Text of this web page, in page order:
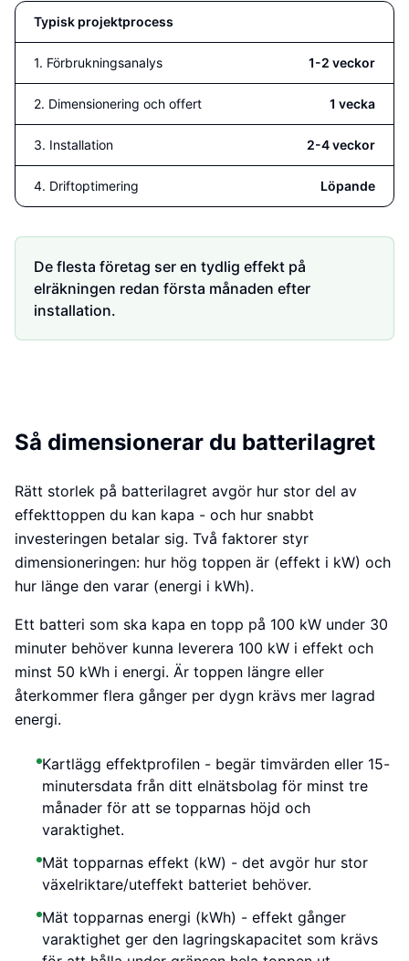
Typisk projektprocess
1. Förbrukningsanalys 1-2 veckor
2. Dimensionering och offert 1 vecka
3. Installation 2-4 veckor
4. Driftoptimering Löpande
De flesta företag ser en tydlig effekt på
elräkningen redan första månaden efter
installation.
Så dimensionerar du batterilagret
Rätt storlek på batterilagret avgör hur stor del av
effekttoppen du kan kapa - och hur snabbt
investeringen betalar sig. Två faktorer styr
dimensioneringen: hur hög toppen är (effekt i kW) och
hur länge den varar (energi i kWh).
Ett batteri som ska kapa en topp på 100 kW under 30
minuter behöver kunna leverera 100 kW i effekt och
minst 50 kWh i energi. Är toppen längre eller
återkommer flera gånger per dygn krävs mer lagrad
energi.
Kartlägg effektprofilen - begär timvärden eller 15-
minutersdata från ditt elnätsbolag för minst tre
månader för att se topparnas höjd och
varaktighet.
Mät topparnas effekt (kW) - det avgör hur stor
växelriktare/uteffekt batteriet behöver.
Mät topparnas energi (kWh) - effekt gånger
varaktighet ger den lagringskapacitet som krävs